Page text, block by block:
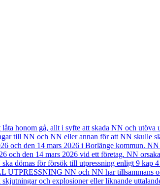
honom gå, allt i syfte att skada NN och utöva
till NN och NN eller annan för att NN skulle
och den 14 mars 2026 i Borlänge kommun.
den 14 mars 2026 vid ett företag. NN
dömas för försök till utpressning enligt 9 kap
UTPRESSNING NN och NN har tillsammans
och explosioner eller liknande